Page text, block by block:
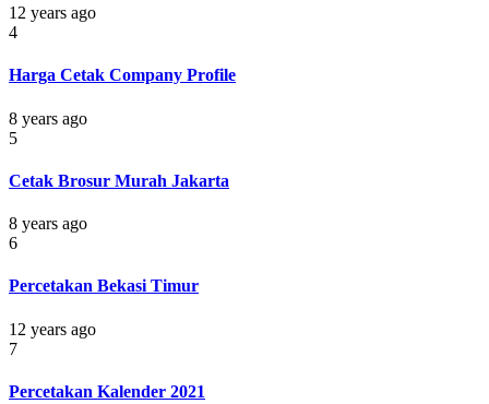
12 years ago
4
Harga Cetak Company Profile
8 years ago
5
Cetak Brosur Murah Jakarta
8 years ago
6
Percetakan Bekasi Timur
12 years ago
7
Percetakan Kalender 2021